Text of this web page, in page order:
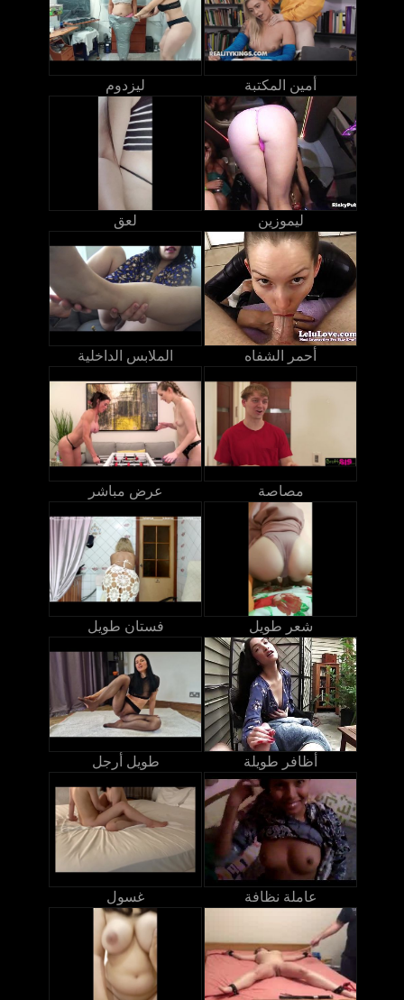
ليزدوم أمين المكتبة
لعق ليموزين
الملابس الداخلية أحمر الشفاه
عرض مباشر مصاصة
فستان طويل شعر طويل
طويل أرجل أظافر طويلة
غسول عاملة نظافة